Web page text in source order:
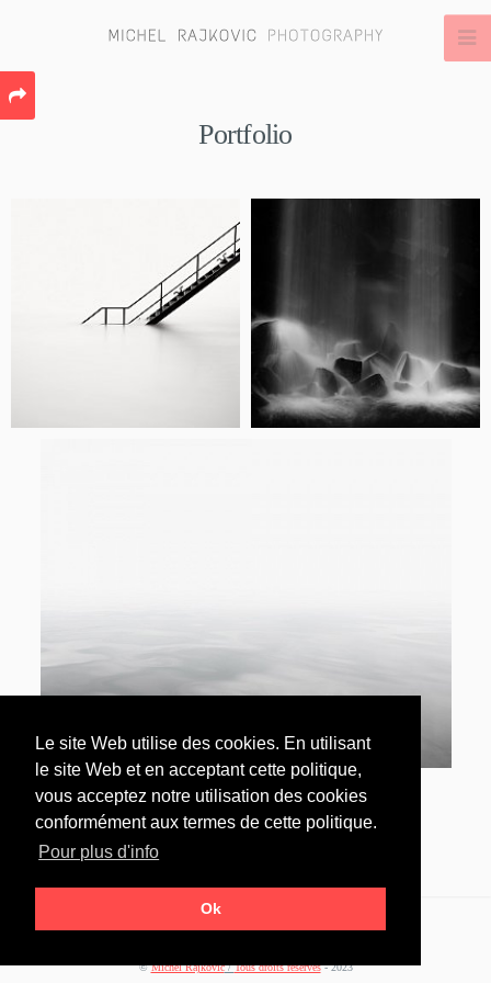
Le site Web utilise des cookies. En utilisant
le site Web et en acceptant cette politique,
vous acceptez notre utilisation des cookies
conformément aux termes de cette politique.
Pour plus d'info
Ok
Portfolio
©Michel Rajkovic/Tous droits réservés- 2023